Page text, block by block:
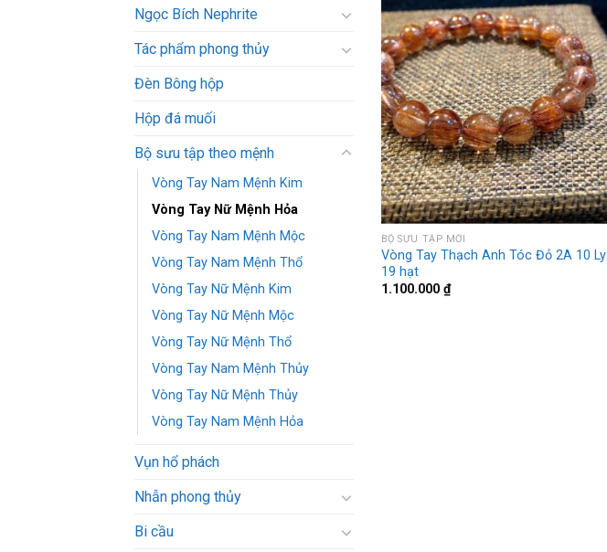
Ngọc Bích Nephrite
Tác phẩm phong thủy
Đèn Bông hộp
Hộp đá muối
Bộ sưu tập theo mệnh
Vòng Tay Nam Mệnh Kim
Vòng Tay Nữ Mệnh Hỏa
Vòng Tay Nam Mệnh Mộc
Vòng Tay Nam Mệnh Thổ
Vòng Tay Nữ Mệnh Kim
Vòng Tay Nữ Mệnh Mộc
Vòng Tay Nữ Mệnh Thổ
Vòng Tay Nam Mệnh Thủy
Vòng Tay Nữ Mệnh Thủy
Vòng Tay Nam Mệnh Hỏa
Vụn hổ phách
Nhẫn phong thủy
Bi cầu
BỘ SƯU TẬP MỚI
Vòng Tay Thạch Anh Tóc Đỏ 2A 10 Ly
19 hạt
1.100.000 ₫